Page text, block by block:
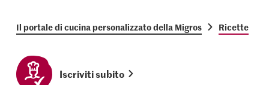
Il portale di cucina personalizzato della Migros Ricette
Iscriviti subito